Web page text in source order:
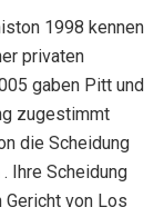
1998 kennen
privaten
gaben Pitt und
zugestimmt
die Scheidung
Ihre Scheidung
von Los